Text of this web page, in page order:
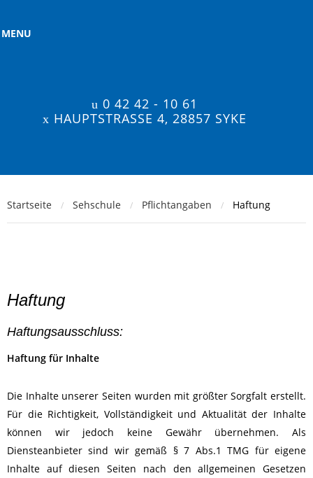
0 42 42 - 10 61
HAUPTSTRASSE 4, 28857 SYKE
MENU
Startseite / Sehschule / Pflichtangaben / Haftung
Haftung
Haftungsausschluss:
Haftung für Inhalte
Die Inhalte unserer Seiten wurden mit größter Sorgfalt erstellt.
Für die Richtigkeit, Vollständigkeit und Aktualität der Inhalte
können wir jedoch keine Gewähr übernehmen. Als
Diensteanbieter sind wir gemäß § 7 Abs.1 TMG für eigene
Inhalte auf diesen Seiten nach den allgemeinen Gesetzen